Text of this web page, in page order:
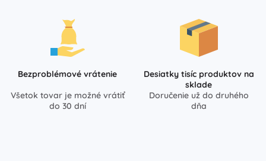
Bezproblémové vrátenie
Všetok tovar je možné vrátiť
do 30 dní
Desiatky tisíc produktov na
sklade
Doručenie už do druhého
dňa